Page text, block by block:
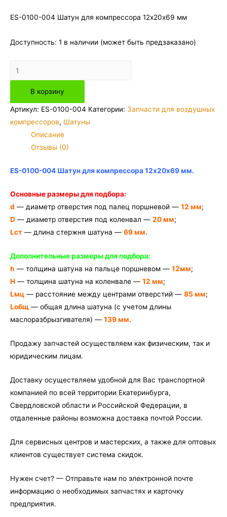
ES-0100-004 Шатун для компрессора 12х20х69 мм
Доступность: 1 в наличии (может быть предзаказано)
Количество
товара
0100-
12х20х69
В корзину
Артикул: ES-0100-004 Категории: Запчасти для воздушных
компрессоров, Шатуны
Описание
Отзывы (0)
ES-0100-004 Шатун для компрессора 12х20х69 мм.
Основные размеры для подбора:
d — диаметр отверстия под палец поршневой — 12 мм;
D — диаметр отверстия под коленвал — 20 мм;
Lст — длина стержня шатуна — 69 мм.
Дополнительные размеры для подбора:
h — толщина шатуна на пальце поршневом — 12мм;
H — толщина шатуна на коленвале — 12 мм;
Lмц — расстояние между центрами отверстий — 85 мм;
Lобщ — общая длина шатуна (с учетом длины
маслоразбрызгивателя) — 139 мм.
Продажу запчастей осуществляем как физическим, так и
юридическим лицам.
Доставку осуществляем удобной для Вас транспортной
компанией по всей территории Екатеринбурга,
Свердловской области и Российской Федерации, в
отдаленные районы возможна доставка почтой России.
Для сервисных центров и мастерских, а также для оптовых
клиентов существует система скидок.
Нужен счет? — Отправьте нам по электронной почте
информацию о необходимых запчастях и карточку
предприятия.